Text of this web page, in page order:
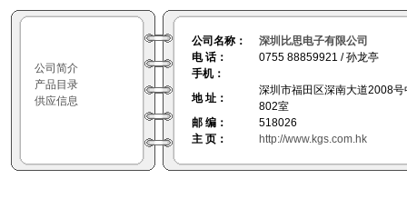
公司简介
产品目录
供应信息
公司名称：
深圳比思电子有限公司
电 话：
0755 88859921 / 孙龙亭
手机：
地 址：
深圳市福田区深南大道2008
802室
邮 编：
518026
主 页：
http://www.kgs.com.hk